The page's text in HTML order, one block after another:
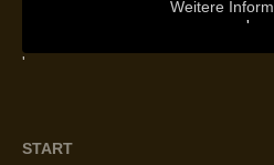
Weitere
'
'
START